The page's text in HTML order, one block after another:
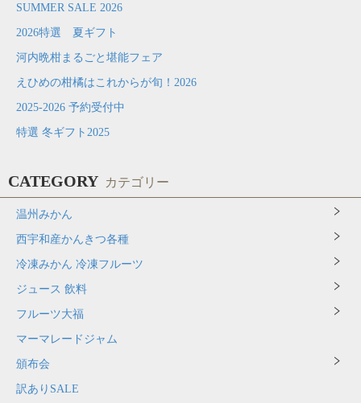
SUMMER SALE 2026
2026特選 夏ギフト
河内晩柑まるごと堪能フェア
えひめの柑橘はこれからが旬！2026
2025-2026 予約受付中
特選 冬ギフト2025
CATEGORY カテゴリー
温州みかん
西宇和産かんきつ各種
冷凍みかん 冷凍フルーツ
ジュース 飲料
フルーツ大福
マーマレードジャム
頒布会
訳ありSALE